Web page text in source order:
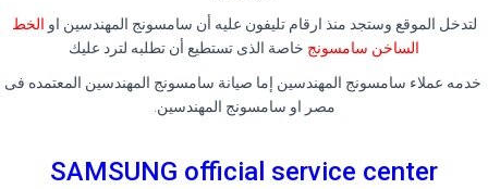
لتدخل الموقع وستجد منذ ارقام تليفون عليه أن سامسونج المهندسين او الخط
الساخن سامسونج خاصة الذى تستطيع أن تطلبه لترد عليك
خدمه عملاء سامسونج المهندسين إما صيانة سامسونج المهندسين المعتمده فى
مصر او سامسونج المهندسين.
SAMSUNG official service center